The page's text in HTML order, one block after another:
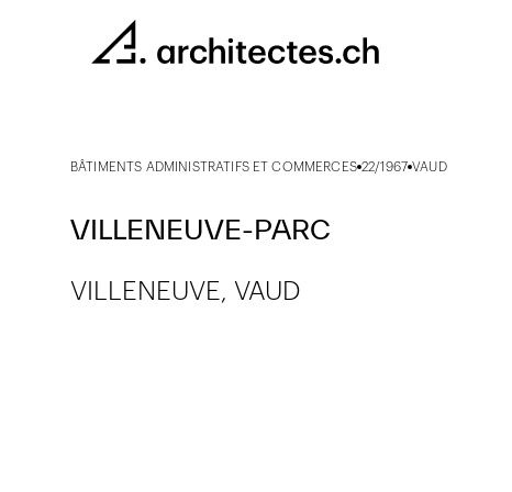
BÂTIMENTS ADMINISTRATIFS ET COMMERCES 22/1967 VAUD
VILLENEUVE-PARC
VILLENEUVE, VAUD